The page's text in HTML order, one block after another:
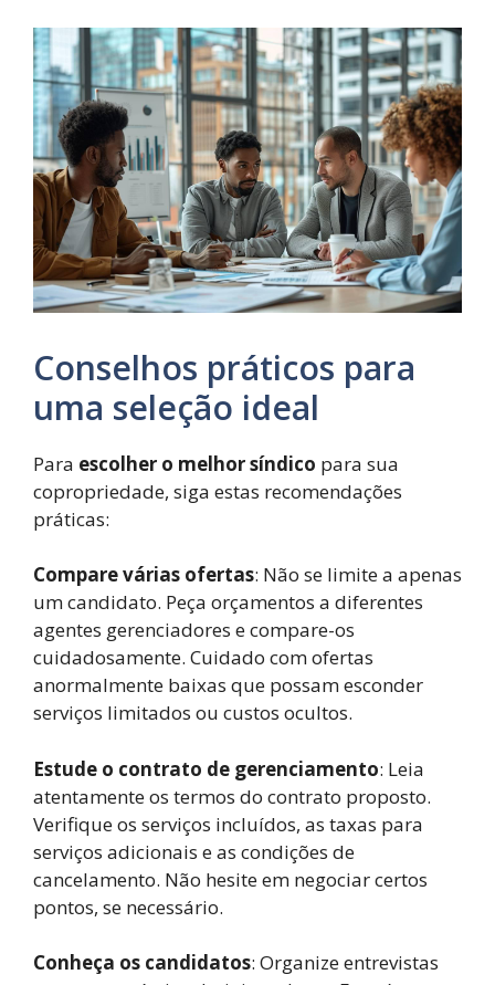
Conselhos práticos para
uma seleção ideal
Para escolher o melhor síndico para sua
copropriedade, siga estas recomendações
práticas:
Compare várias ofertas: Não se limite a apenas
um candidato. Peça orçamentos a diferentes
agentes gerenciadores e compare-os
cuidadosamente. Cuidado com ofertas
anormalmente baixas que possam esconder
serviços limitados ou custos ocultos.
Estude o contrato de gerenciamento: Leia
atentamente os termos do contrato proposto.
Verifique os serviços incluídos, as taxas para
serviços adicionais e as condições de
cancelamento. Não hesite em negociar certos
pontos, se necessário.
Conheça os candidatos: Organize entrevistas